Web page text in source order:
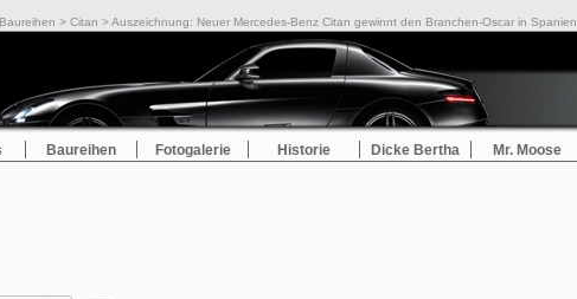
Baureihen > Citan > Auszeichnung: Neuer Mercedes-Benz Citan gewinnt den Branchen-Oscar in Spanien
Baureihen Fotogalerie Historie Dicke Bertha Mr. Moose